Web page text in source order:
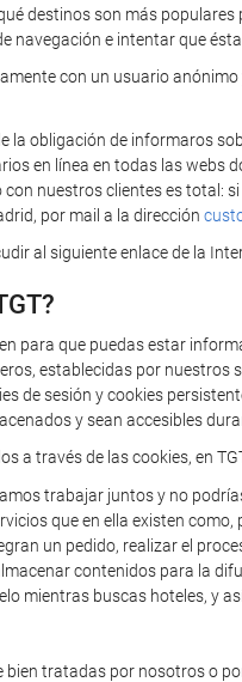
destinos son más
e intentar que
con un usuario
obligación de informaros
en línea en todas las
nuestros clientes es total:
por mail a la dirección
al siguiente enlace de la
para que puedas estar
establecidas por
de sesión y cookies
y sean accesibles
a través de las cookies, en
trabajar juntos y no
que en ella existen
un pedido, realizar el
contenidos para la
mientras buscas hoteles, y
bien tratadas por nosotros o